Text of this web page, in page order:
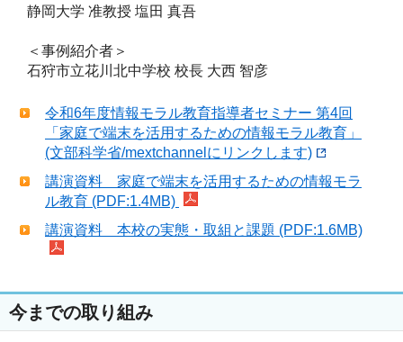
静岡大学 准教授 塩田 真吾
＜事例紹介者＞
石狩市立花川北中学校 校長 大西 智彦
令和6年度情報モラル教育指導者セミナー 第4回
「家庭で端末を活用するための情報モラル教育」
(文部科学省/mextchannelにリンクします)
講演資料 家庭で端末を活用するための情報モラ
ル教育 (PDF:1.4MB)
講演資料 本校の実態・取組と課題 (PDF:1.6MB)
今までの取り組み